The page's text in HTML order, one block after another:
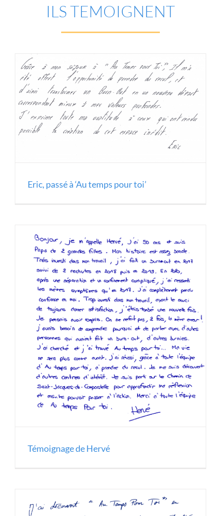
ILS TEMOIGNENT
Eric, passé à ‘Au temps pour toi’
Témoignage de Hervé